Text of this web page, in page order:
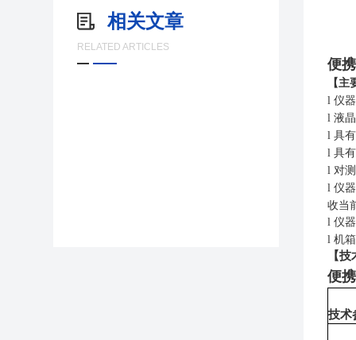
相关文章
RELATED ARTICLES
便
【主
l 仪器
l 液晶
l 具
l 具有
l 对测
l 仪
收当
l 仪器
l 机
【
便
技术